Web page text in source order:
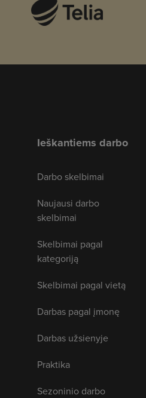
Ieškantiems darbo
Darbo skelbimai
Naujausi darbo
skelbimai
Skelbimai pagal
kategoriją
Skelbimai pagal vietą
Darbas pagal įmonę
Darbas užsienyje
Praktika
Sezoninio darbo